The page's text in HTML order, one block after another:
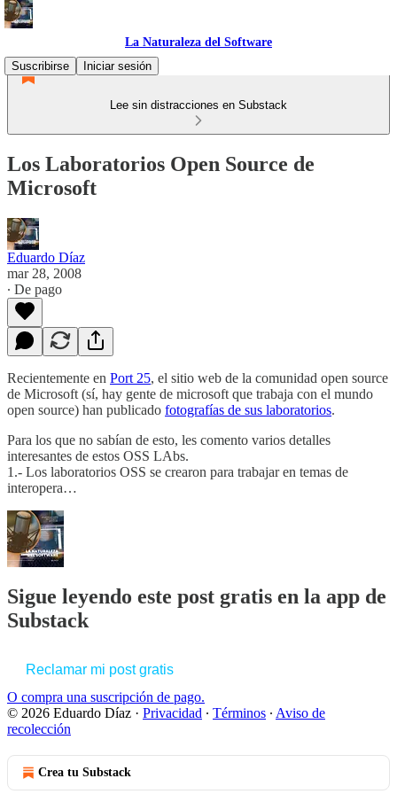
La Naturaleza del Software
Suscribirse
Iniciar sesión
Lee sin distracciones en Substack
Los Laboratorios Open Source de
Microsoft
Eduardo Díaz
mar 28, 2008
∙ De pago
Recientemente en Port 25, el sitio web de la comunidad open source
de Microsoft (sí, hay gente de microsoft que trabaja con el mundo
open source) han publicado fotografías de sus laboratorios.
Para los que no sabían de esto, les comento varios detalles
interesantes de estos OSS LAbs.
1.- Los laboratorios OSS se crearon para trabajar en temas de
interopera…
Sigue leyendo este post gratis en la app de
Substack
Reclamar mi post gratis
O compra una suscripción de pago.
© 2026 Eduardo Díaz · Privacidad ∙ Términos ∙ Aviso de
recolección
Crea tu Substack